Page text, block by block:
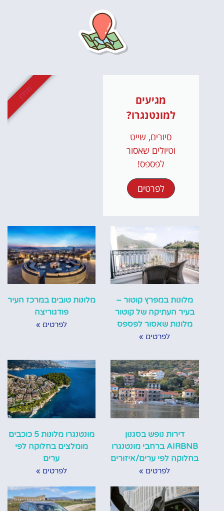
מגיעים
למונטנגרו?
סיורים, שייט
וטיולים שאסור
לפספס!
לפרטים
מומלץ
מלונות במפרץ קוטור –
בעיר העתיקה של קוטור
מלונות שאסור לפספס
לפרטים »
מלונות טובים במרכז העיר
פודגוריצה
לפרטים »
דירות נופש בסגנון
AIRBNB ברחבי מונטנגרו
בחלוקה לפי ערים/איזורים
לפרטים »
מונטנגרו מלונות 5 כוכבים
מומלצים בחלוקה לפי
ערים
לפרטים »